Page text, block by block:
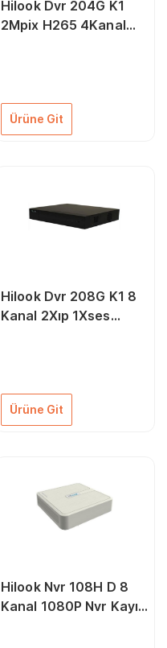
Hilook Dvr 204G K1
2Mpix H265 4Kanal
Ürüne Git
Hilook Dvr 208G K1 8
Kanal 2Xıp 1Xses
Dvr Kayıt Cihazı Siyah
Ürüne Git
Hilook Nvr 108H D 8
Kanal 1080P Nvr Kayıt